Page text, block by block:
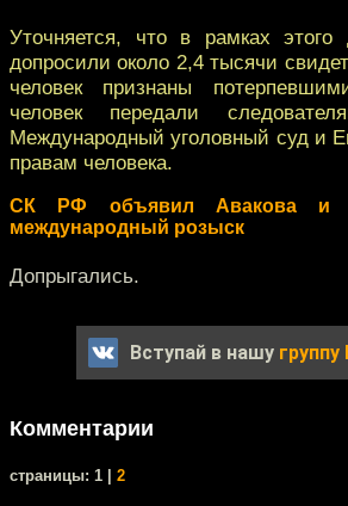
Уточняется, что в рамках этого
допросили около 2,4 тысячи
человек признаны
человек передали
Международный уголовный суд и
правам человека.
СК РФ объявил Авакова и
международный розыск
Допрыгались.
Вступай в нашу
Комментарии
cтраницы: 1 | 2